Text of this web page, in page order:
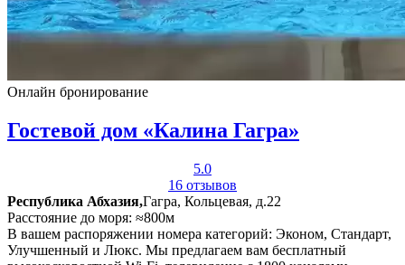
Онлайн бронирование
Гостевой дом «Калина Гагра»
5.0
16 отзывов
Республика Абхазия,Гагра, Кольцевая, д.22
Расстояние до моря: ≈800м
В вашем распоряжении номера категорий: Эконом, Стандарт,
Улучшенный и Люкс. Мы предлагаем вам бесплатный